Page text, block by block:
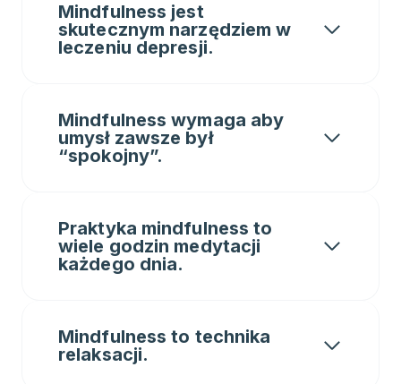
Mindfulness jest
skutecznym narzędziem w
leczeniu depresji.
Mindfulness wymaga aby
umysł zawsze był
“spokojny”.
Praktyka mindfulness to
wiele godzin medytacji
każdego dnia.
Mindfulness to technika
relaksacji.